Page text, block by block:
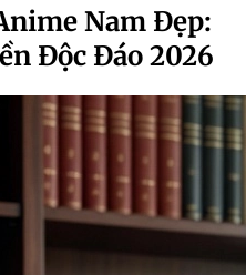
Nam Đẹp:
Độc Đáo 2026